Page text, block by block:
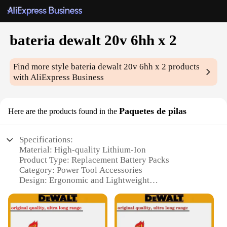
bateria dewalt 20v 6hh x 2
Find more stylebateria dewalt 20v 6hh x 2 products
with AliExpress Business
Here are the products found in the Paquetes de pilas
Specifications:
Material: High-quality Lithium-Ion
Product Type: Replacement Battery Packs
Category: Power Tool Accessories
Design: Ergonomic and Lightweight
Quantity: 2 Packs
Features: